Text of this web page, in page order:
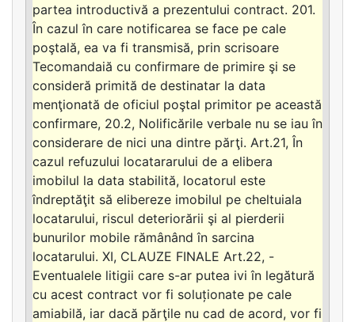
partea introductivă a prezentului contract. 201.
În cazul în care notificarea se face pe cale
poştală, ea va fi transmisă, prin scrisoare
Tecomandaiă cu confirmare de primire şi se
consideră primită de destinatar la data
menţionată de oficiul poştal primitor pe această
confirmare, 20.2, Nolificările verbale nu se iau în
considerare de nici una dintre părţi. Art.21, În
cazul refuzului locatararului de a elibera
imobilul la data stabilită, locatorul este
îndreptăţit să elibereze imobilul pe cheltuiala
locatarului, riscul deteriorării şi al pierderii
bunurilor mobile rămânând în sarcina
locatarului. XI, CLAUZE FINALE Art.22, -
Eventualele litigii care s-ar putea ivi în legătură
cu acest contract vor fi soluționate pe cale
amiabilă, iar dacă părţile nu cad de acord, vor fi